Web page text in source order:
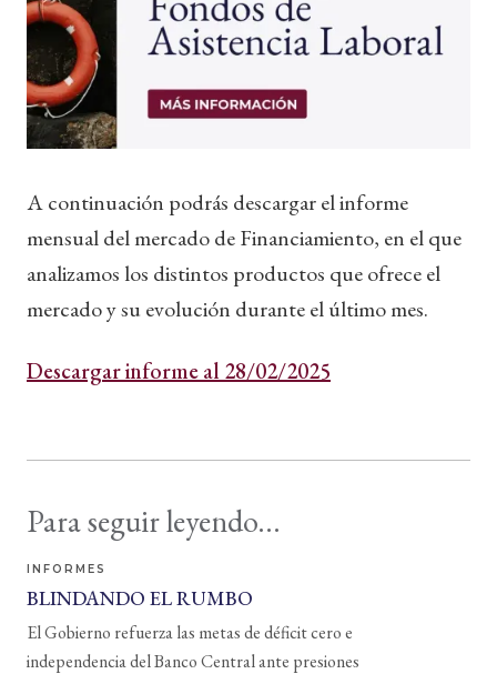
A continuación podrás descargar el informe
mensual del mercado de Financiamiento, en el que
analizamos los distintos productos que ofrece el
mercado y su evolución durante el último mes.
Descargar informe al 28/02/2025
Para seguir leyendo...
INFORMES
BLINDANDO EL RUMBO
El Gobierno refuerza las metas de déficit cero e
independencia del Banco Central ante presiones